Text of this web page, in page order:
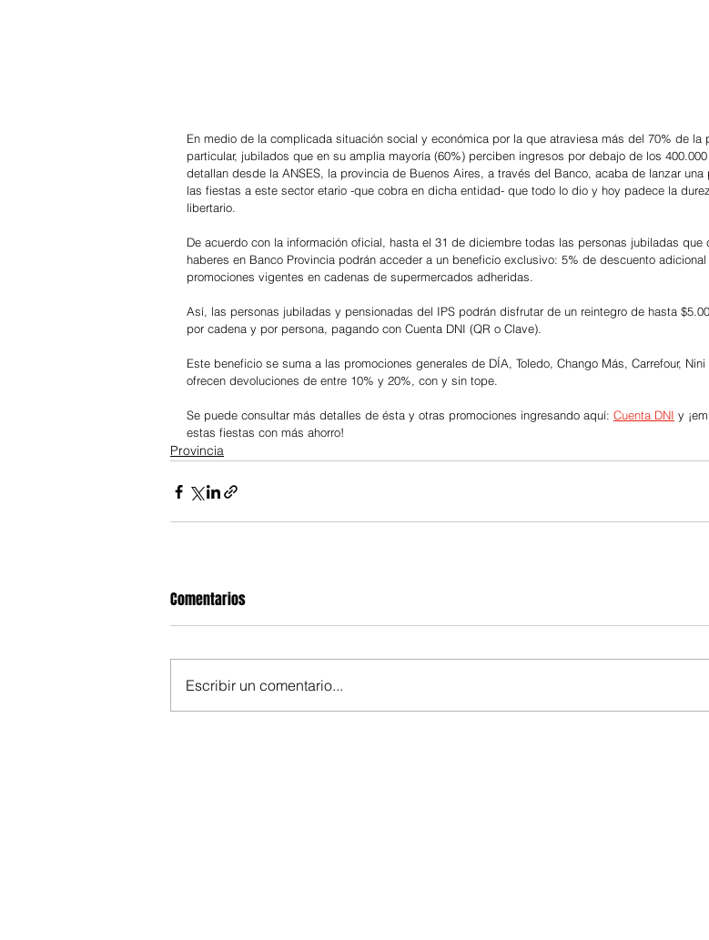
En medio de la complicada situación social y económica por la que atraviesa más del 70% de la
particular, jubilados que en su amplia mayoría (60%) perciben ingresos por debajo de los
detallan desde la ANSES, la provincia de Buenos Aires, a través del Banco, acaba de lanzar una
las fiestas a este sector etario -que cobra en dicha entidad- que todo lo dio y hoy padece la
libertario.
De acuerdo con la información oficial, hasta el 31 de diciembre todas las personas jubiladas que
haberes en Banco Provincia podrán acceder a un beneficio exclusivo: 5% de descuento
promociones vigentes en cadenas de supermercados adheridas.
Así, las personas jubiladas y pensionadas del IPS podrán disfrutar de un reintegro de hasta
por cadena y por persona, pagando con Cuenta DNI (QR o Clave).
Este beneficio se suma a las promociones generales de DÍA, Toledo, Chango Más, Carrefour,
ofrecen devoluciones de entre 10% y 20%, con y sin tope.
Se puede consultar más detalles de ésta y otras promociones ingresando aquí: Cuenta DNI y
estas fiestas con más ahorro!
Provincia
Comentarios
Escribir un comentario...